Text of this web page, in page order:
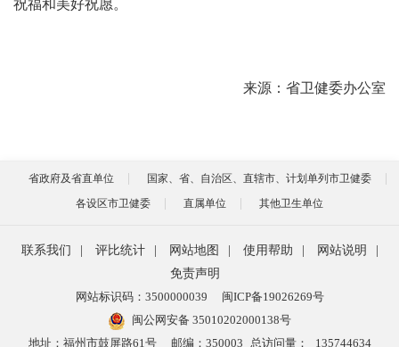
祝福和美好祝愿。
来源：省卫健委办公室
省政府及省直单位
国家、省、自治区、直辖市、计划单列市卫健委
各设区市卫健委
直属单位 其他卫生单位
联系我们 | 评比统计 | 网站地图 | 使用帮助 | 网站说明
|
免责声明
网站标识码：3500000039
闽ICP备19026269号
闽公网安备 35010202000138号
地址：福州市鼓屏路61号
邮编：350003 总访问量： 135744634